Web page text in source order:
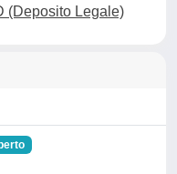
(Deposito Legale)